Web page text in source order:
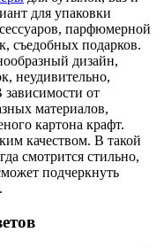
для упаковки
парфюмерной
съедобных подарков.
дизайн,
неудивительно,
зависимости от
материалов,
картона крафт.
качеством. В такой
смотрится стильно,
подчеркнуть